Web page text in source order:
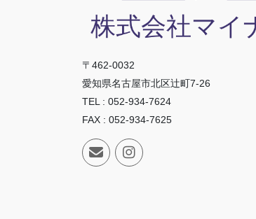
〒462-0032
愛知県名古屋市北区辻町7-26
TEL : 052-934-7624
FAX : 052-934-7625